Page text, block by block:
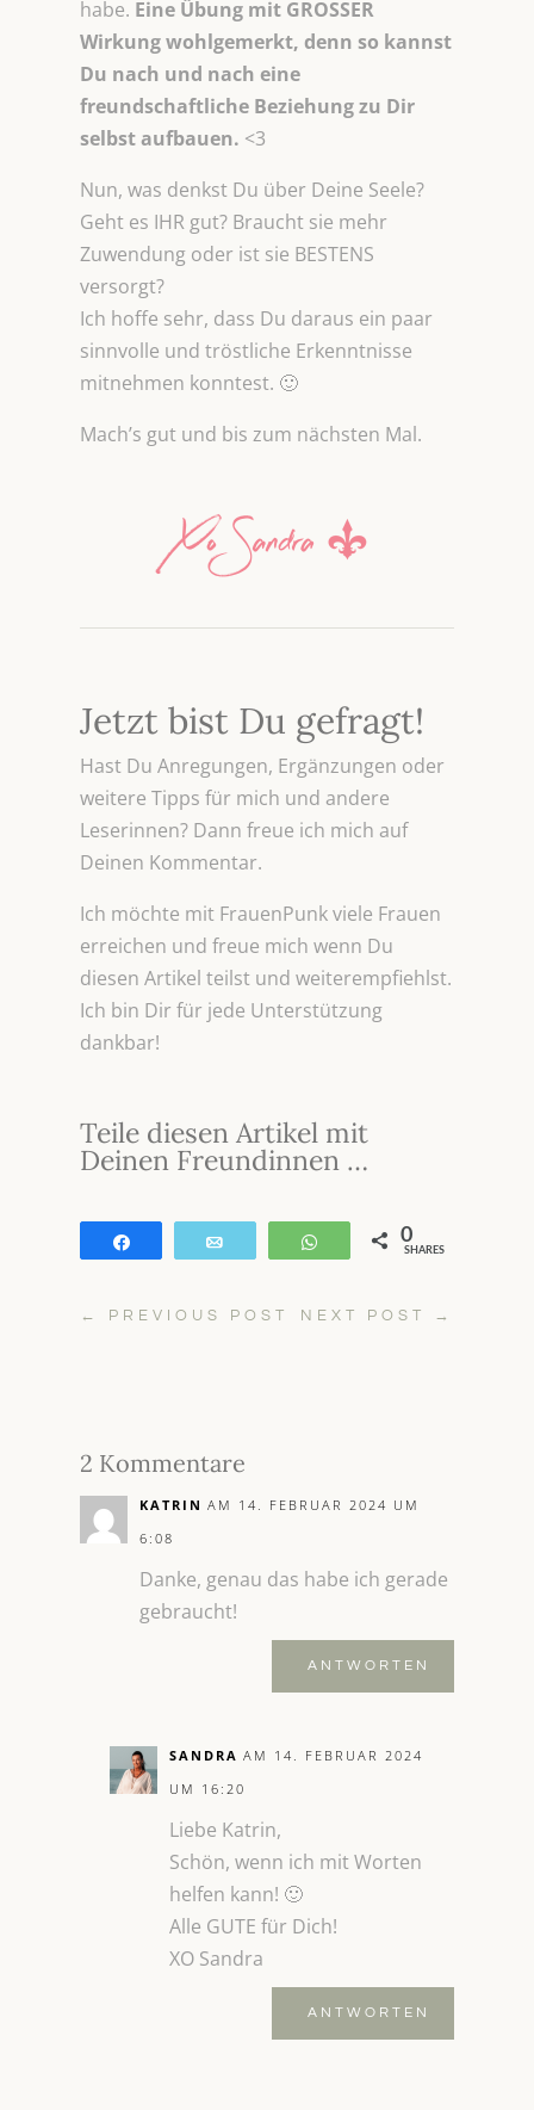
habe. Eine Übung mit GROSSER
Wirkung wohlgemerkt, denn so kannst
Du nach und nach eine
freundschaftliche Beziehung zu Dir
selbst aufbauen. <3
Nun, was denkst Du über Deine Seele?
Geht es IHR gut? Braucht sie mehr
Zuwendung oder ist sie BESTENS
versorgt?
Ich hoffe sehr, dass Du daraus ein paar
sinnvolle und tröstliche Erkenntnisse
mitnehmen konntest. 🙂
Mach’s gut und bis zum nächsten Mal.
Jetzt bist Du gefragt!
Hast Du Anregungen, Ergänzungen oder
weitere Tipps für mich und andere
Leserinnen? Dann freue ich mich auf
Deinen Kommentar.
Ich möchte mit FrauenPunk viele Frauen
erreichen und freue mich wenn Du
diesen Artikel teilst und weiterempfiehlst.
Ich bin Dir für jede Unterstützung
dankbar!
Teile diesen Artikel mit
Deinen Freundinnen …
WhatsApp
0
SHARES
← PREVIOUS POST NEXT POST →
2 Kommentare
KATRIN AM 14. FEBRUAR 2024 UM
6:08
Danke, genau das habe ich gerade
gebraucht!
ANTWORTEN
SANDRA AM 14. FEBRUAR 2024
UM 16:20
Liebe Katrin,
Schön, wenn ich mit Worten
helfen kann! 🙂
Alle GUTE für Dich!
XO Sandra
ANTWORTEN